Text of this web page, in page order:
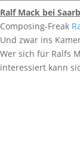
Ralf Mack bei
Composing-Freak
Und zwar ins
Wer sich für Ralfs
interessiert kann